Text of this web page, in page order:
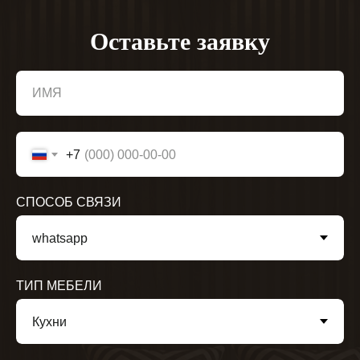
Оставьте заявку
ИМЯ
+7
СПОСОБ СВЯЗИ
ТИП МЕБЕЛИ